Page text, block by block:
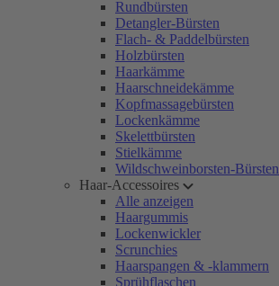
Rundbürsten
Detangler-Bürsten
Flach- & Paddelbürsten
Holzbürsten
Haarkämme
Haarschneidekämme
Kopfmassagebürsten
Lockenkämme
Skelettbürsten
Stielkämme
Wildschweinborsten-Bürsten
Haar-Accessoires
Alle anzeigen
Haargummis
Lockenwickler
Scrunchies
Haarspangen & -klammern
Sprühflaschen